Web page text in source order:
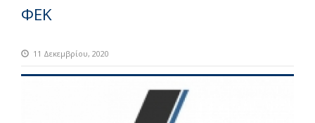
ΦΕΚ
11 Δεκεμβρίου, 2020